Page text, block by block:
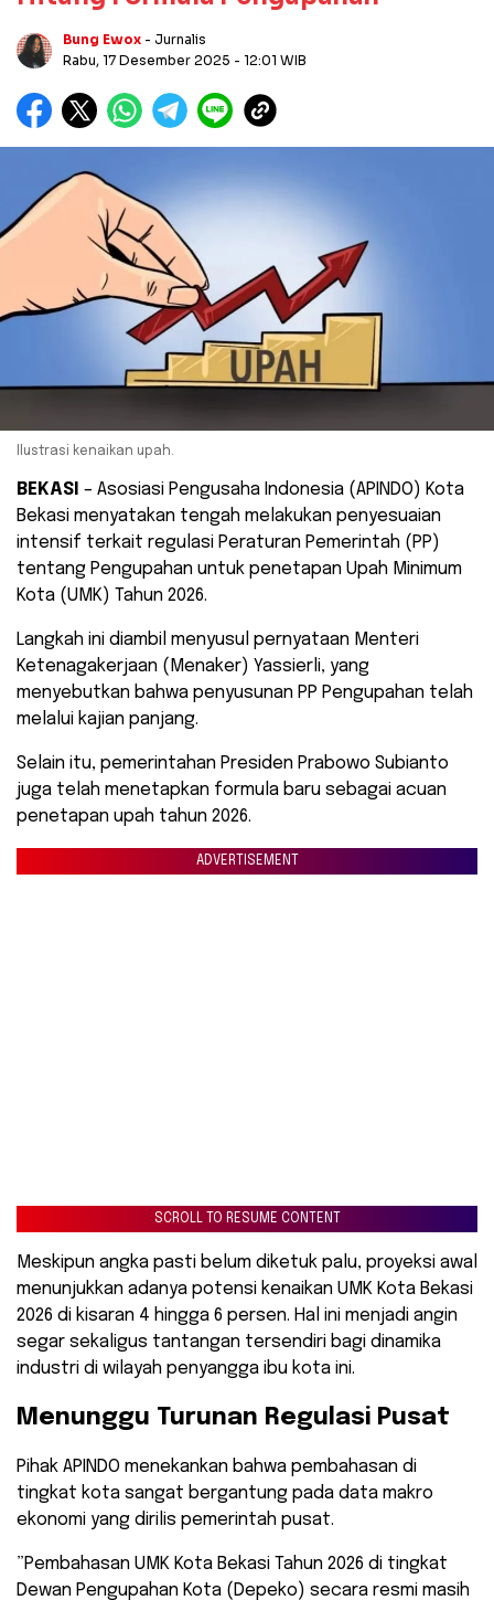
Bung Ewox - Jurnalis
Rabu, 17 Desember 2025 - 12:01 WIB
Ilustrasi kenaikan upah.
BEKASI – Asosiasi Pengusaha Indonesia (APINDO) Kota
Bekasi menyatakan tengah melakukan penyesuaian
intensif terkait regulasi Peraturan Pemerintah (PP)
tentang Pengupahan untuk penetapan Upah Minimum
Kota (UMK) Tahun 2026.
​Langkah ini diambil menyusul pernyataan Menteri
Ketenagakerjaan (Menaker) Yassierli, yang
menyebutkan bahwa penyusunan PP Pengupahan telah
melalui kajian panjang.
Selain itu, pemerintahan Presiden Prabowo Subianto
juga telah menetapkan formula baru sebagai acuan
penetapan upah tahun 2026.
ADVERTISEMENT
SCROLL TO RESUME CONTENT
​Meskipun angka pasti belum diketuk palu, proyeksi awal
menunjukkan adanya potensi kenaikan UMK Kota Bekasi
2026 di kisaran 4 hingga 6 persen. Hal ini menjadi angin
segar sekaligus tantangan tersendiri bagi dinamika
industri di wilayah penyangga ibu kota ini.
​Menunggu Turunan Regulasi Pusat
​Pihak APINDO menekankan bahwa pembahasan di
tingkat kota sangat bergantung pada data makro
ekonomi yang dirilis pemerintah pusat.
​”Pembahasan UMK Kota Bekasi Tahun 2026 di tingkat
Dewan Pengupahan Kota (Depeko) secara resmi masih